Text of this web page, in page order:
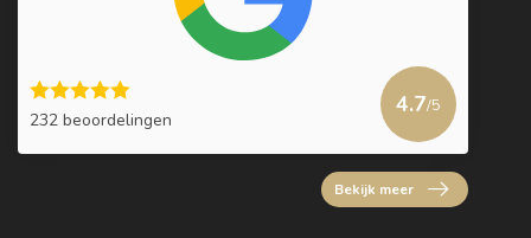
232 beoordelingen
4.7/5
Bekijk meer